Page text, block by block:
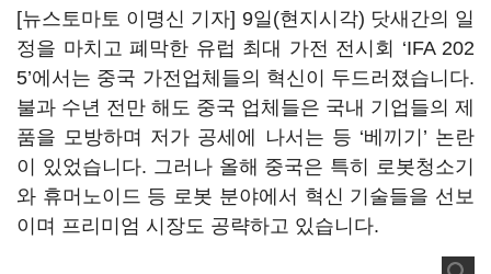
[뉴스토마토 이명신 기자] 9일(현지시각) 닷새간의 일
정을 마치고 폐막한 유럽 최대 가전 전시회 ‘IFA 202
5’에서는 중국 가전업체들의 혁신이 두드러졌습니다.
불과 수년 전만 해도 중국 업체들은 국내 기업들의 제
품을 모방하며 저가 공세에 나서는 등 ‘베끼기’ 논란
이 있었습니다. 그러나 올해 중국은 특히 로봇청소기
와 휴머노이드 등 로봇 분야에서 혁신 기술들을 선보
이며 프리미엄 시장도 공략하고 있습니다.